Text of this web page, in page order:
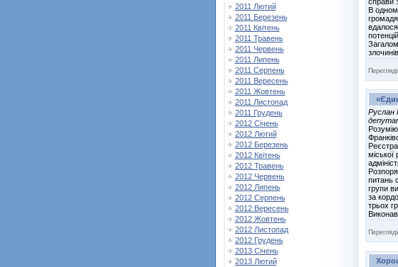
2011 Лютий
2011 Березень
2011 Квітень
2011 Травень
2011 Червень
2011 Липень
2011 Серпень
2011 Вересень
2011 Жовтень
2011 Листопад
2011 Грудень
2012 Січень
2012 Лютий
2012 Березень
2012 Квітень
2012 Травень
2012 Червень
2012 Липень
2012 Серпень
2012 Вересень
2012 Жовтень
2012 Листопад
2012 Грудень
2013 Січень
2013 Лютий
В
Руслан
питань
групи
за
трьох